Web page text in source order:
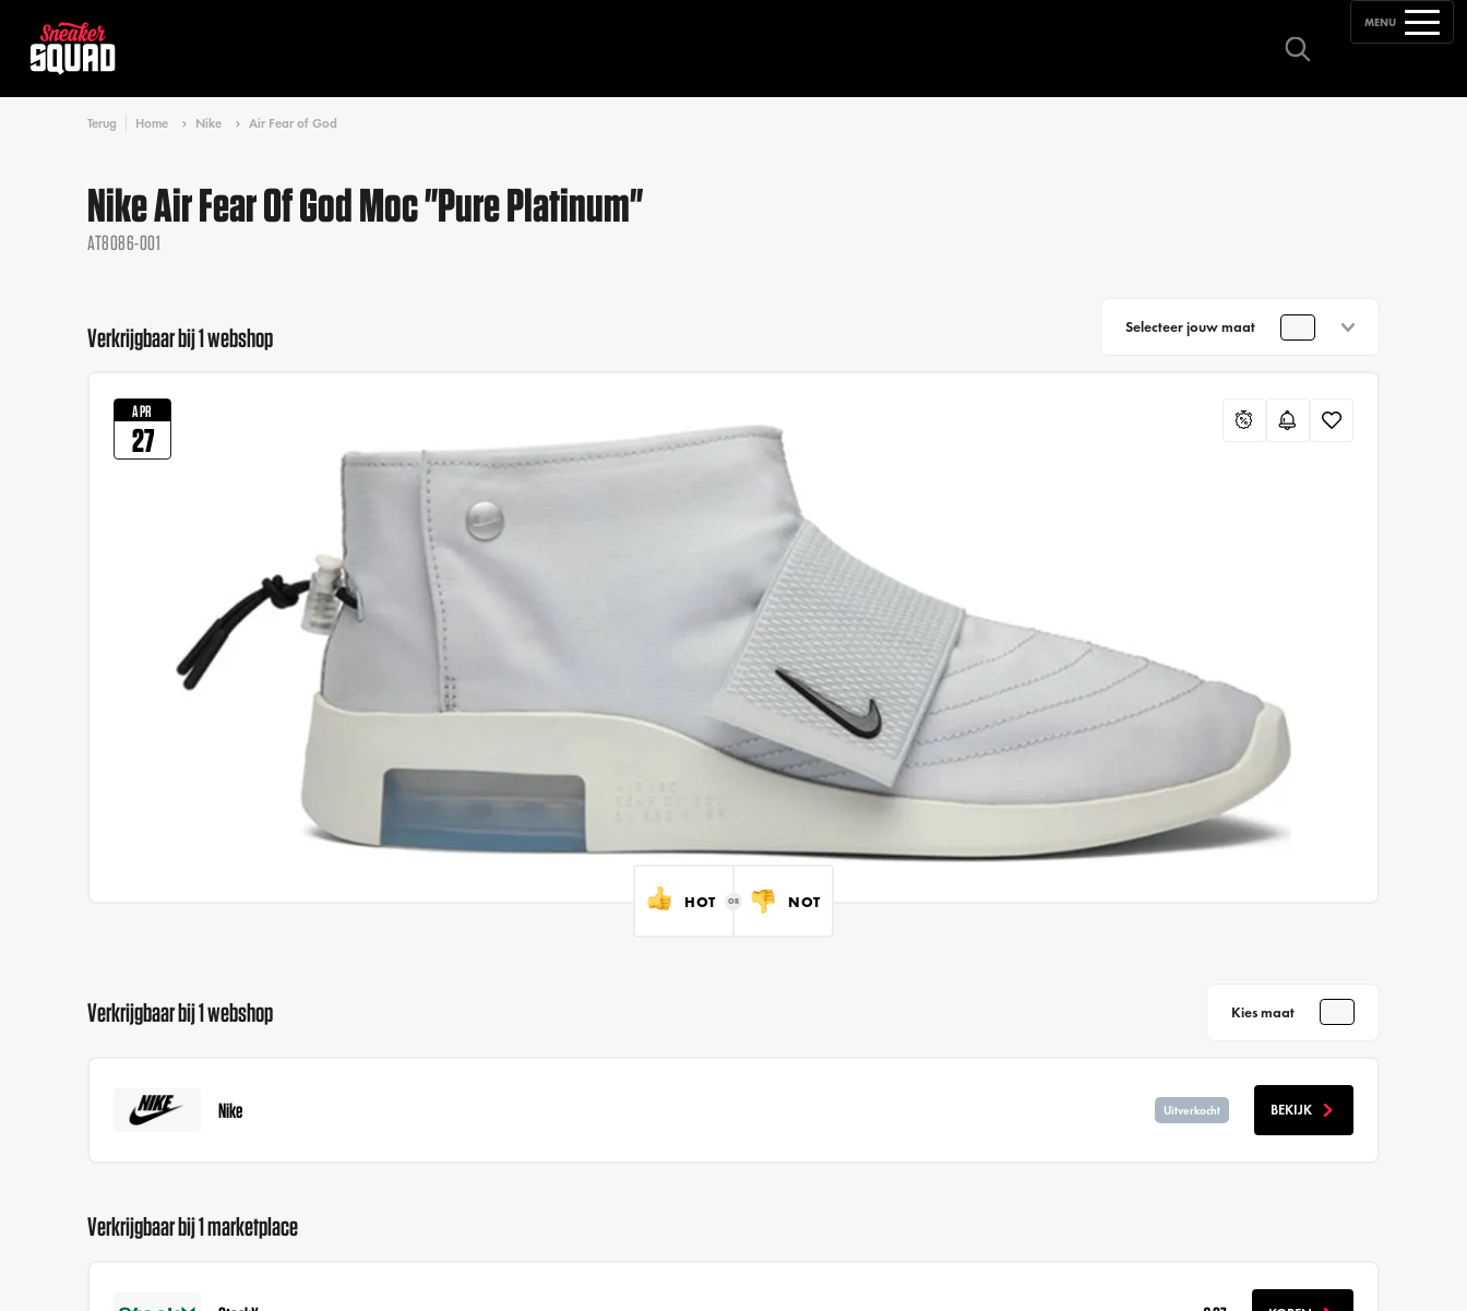
MENU
Terug Home Nike Air Fear of God
Nike Air Fear Of God Moc "Pure Platinum"
AT8086-001
Verkrijgbaar bij 1 webshop Selecteer jouw maat
APR
27
HOT NOT
Verkrijgbaar bij 1 webshop Kies maat
Nike Uitverkocht BEKIJK
Verkrijgbaar bij 1 marketplace